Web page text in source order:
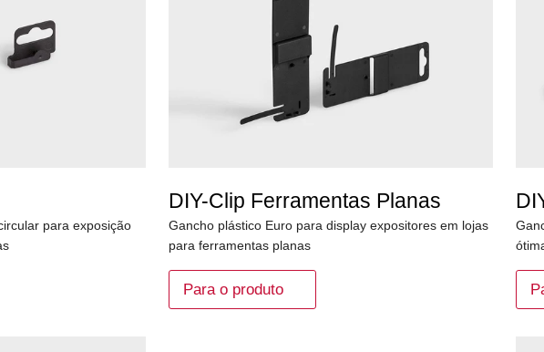
para exposição
DIY-Clip Ferramentas Planas
Gancho plástico Euro para display expositores em lojas
para ferramentas planas
Para o produto